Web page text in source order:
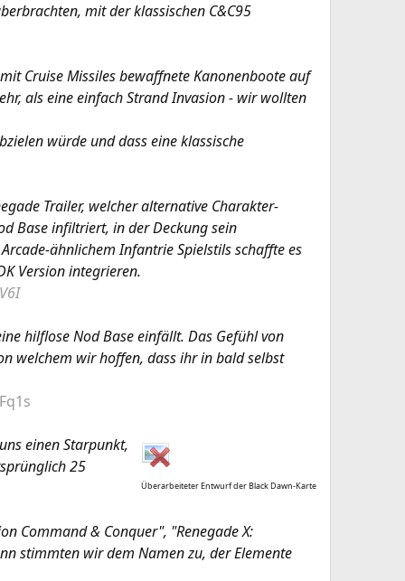
mit der klassischen C&C95
Cruise Missiles bewaffnete Kanonenboote auf
als eine einfach Strand Invasion - wir wollten
würde und dass eine klassische
Trailer, welcher alternative Charakter-
Base infiltriert, in der Deckung sein
ähnlichem Infantrie Spielstils schaffte es
Version integrieren.
hilflose Nod Base einfällt. Das Gefühl von
welchem wir hoffen, dass ihr in bald selbst
Überarbeiteter Entwurf der Black Dawn-Karte
einen Starpunkt,
25
Command & Conquer", "Renegade X:
stimmten wir dem Namen zu, der Elemente